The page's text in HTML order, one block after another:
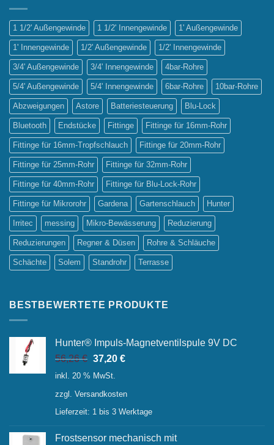
Sprinklerbewässerung
1 1/2' Außengewinde 1 1/2' Innengewinde 1' Außengewinde
1' Innengewinde 1/2' Außengewinde 1/2' Innengewinde
3/4' Außengewinde 3/4' Innengewinde 4bar-Rohre
5/4' Außengewinde 5/4' Innengewinde 6bar-Rohre 10bar-Rohre
Abzweigungen Astore Batteriesteuerung Blu-Lock
Bluetooth Endstücke Fittinge Fittinge für 16mm-Rohr
Fittinge für 16mm-Tropfschlauch Fittinge für 20mm-Rohr
Fittinge für 25mm-Rohr Fittinge für 32mm-Rohr
Fittinge für 40mm-Rohr Fittinge für Blu-Lock-Rohr
Fittinge für Mikrorohr Gardena Gartenschlauch Hunter
Irritec messing Mikro-Bewässerung Reduzierung
Reduzierungen Regner & Düsen Rohre & Schläuche
Schächte Solem Standrohr Terrasse
BESTBEWERTETE PRODUKTE
Hunter® Impuls-Magnetventilspule 9V DC
56,26€ Ursprünglicher
Preis
56,26 €
37,20 €Aktueller
37,20 €.
inkl. 20 % MwSt.
zzgl. Versandkosten
Lieferzeit: 1 bis 3 Werktage
Frostsensor mechanisch mit